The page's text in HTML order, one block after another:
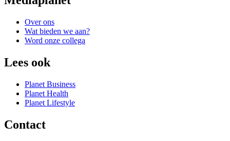
Over ons
Wat bieden we aan?
Word onze collega
Lees ook
Planet Business
Planet Health
Planet Lifestyle
Contact